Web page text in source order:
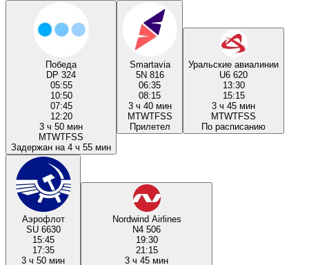
Победа
DP 324
05:55
10:50
07:45
12:20
3 ч 50 мин
MTWTFSS
Задержан на 4 ч 55 мин
Smartavia
5N 816
06:35
08:15
3 ч 40 мин
MTWTFSS
Прилетел
Уральские авиалинии
U6 620
13:30
15:15
3 ч 45 мин
MTWTFSS
По расписанию
Аэрофлот
SU 6630
15:45
17:35
3 ч 50 мин
Nordwind Airlines
N4 506
19:30
21:15
3 ч 45 мин